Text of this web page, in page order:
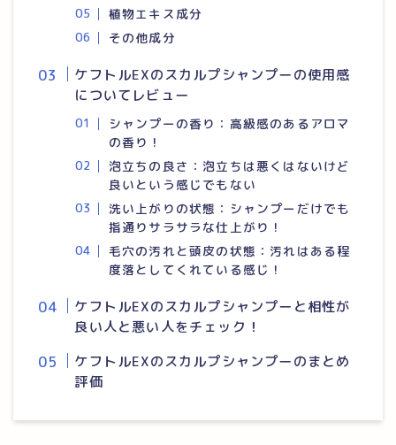
植物エキス成分
その他成分
ケフトルEXのスカルプシャンプーの使用感
についてレビュー
シャンプーの香り：高級感のあるアロマ
の香り！
泡立ちの良さ：泡立ちは悪くはないけど
良いという感じでもない
洗い上がりの状態：シャンプーだけでも
指通りサラサラな仕上がり！
毛穴の汚れと頭皮の状態：汚れはある程
度落としてくれている感じ！
ケフトルEXのスカルプシャンプーと相性が
良い人と悪い人をチェック！
ケフトルEXのスカルプシャンプーのまとめ
評価